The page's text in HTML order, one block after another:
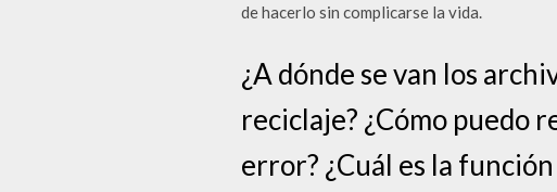
de hacerlo sin complicarse la vida.
¿A dónde se van los
reciclaje? ¿Cómo puedo
error? ¿Cuál es la